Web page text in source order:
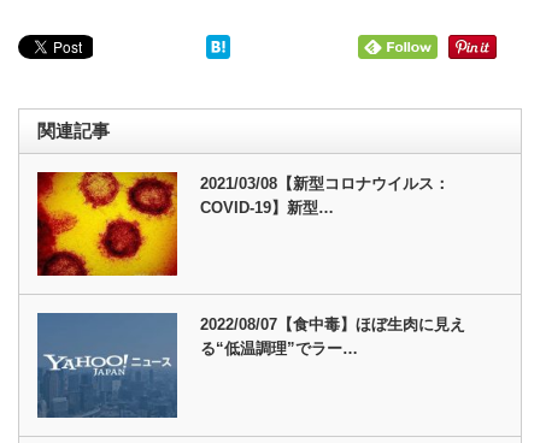
関連記事
2021/03/08【新型コロナウイルス：
COVID-19】新型…
2022/08/07【食中毒】ほぼ生肉に見え
る“低温調理”でラー…